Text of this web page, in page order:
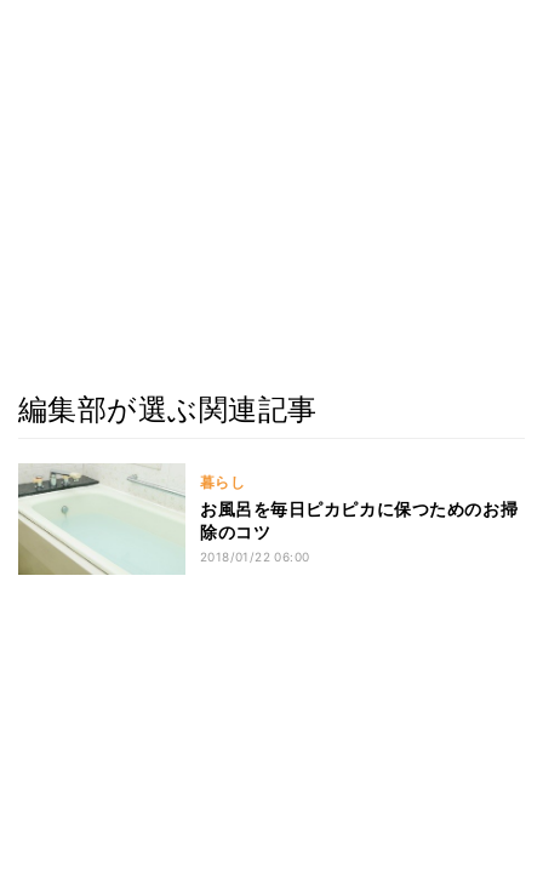
編集部が選ぶ関連記事
暮らし
お風呂を毎日ピカピカに保つためのお掃
除のコツ
2018/01/22 06:00